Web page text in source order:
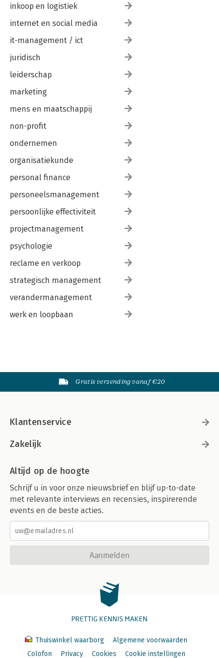
inkoop en logistiek
internet en social media
it-management / ict
juridisch
leiderschap
marketing
mens en maatschappij
non-profit
ondernemen
organisatiekunde
personal finance
personeelsmanagement
persoonlijke effectiviteit
projectmanagement
psychologie
reclame en verkoop
strategisch management
verandermanagement
werk en loopbaan
Gratis verzending vanaf €20
Klantenservice
Zakelijk
Altijd op de hoogte
Schrijf u in voor onze nieuwsbrief en blijf up-to-date
met relevante interviews en recensies, inspirerende
events en de beste acties.
Aanmelden
PRETTIG KENNIS MAKEN
Thuiswinkel waarborg
Algemene voorwaarden
Colofon
Privacy Cookies Cookie instellingen